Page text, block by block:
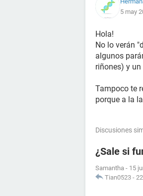
5 may
Hola!
No lo verán
algunos
riñones) y
Tampoco te
porque a la
Discusiones
¿Sale si
Samantha - 15
Tian0523 -